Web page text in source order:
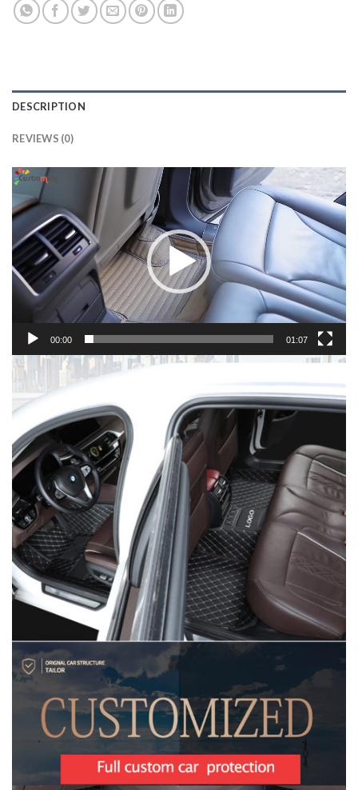
DESCRIPTION
REVIEWS (0)
Lecteur
vidéo
00:00 01:07